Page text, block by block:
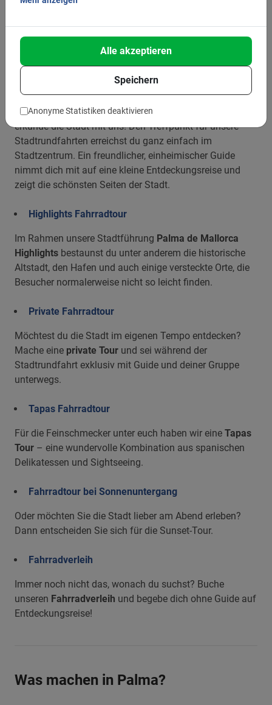
Speichern
Alle akzeptieren
Anonyme Statistiken deaktivieren
Bist du im Strandurlaub auf der größten
Baleareninsel und möchtest ein bisschen Abwechslung?
Dieses wunderbare Reiseziel hat weitaus mehr als nur
Strand zu bieten. Die Inselhauptstadt Palma ist die
Heimat schöner Sehenswürdigkeiten, wie etwa der
Kathedrale La Seu. Mache also eine Fahrradtour (zum
Beispiel unsere StadtführungPalma Highlights
erkunde die Stadt mit uns! Den Treffpunkt für unsere
Stadtrundfahrten erreichst du ganz einfach im
Stadtzentrum. Ein freundlicher, einheimischer Guide
nimmt dich mit auf eine kleine Entdeckungsreise und
zeigt die schönsten Seiten der Stadt.
Highlights Fahrradtour
Im Rahmen unsere Stadtführung Palma de Mallorca
Highlights bestaunst du unter anderem die historische
Altstadt, den Hafen und auch einige versteckte Orte, die
Besucher normalerweise nicht so leicht finden.
Private Fahrradtour
Möchtest du die Stadt im eigenen Tempo entdecken?
Mache eine private Tour und sei während der
Stadtrundfahrt exklusiv mit Guide und deiner Gruppe
unterwegs.
Tapas Fahrradtour
Für die Feinschmecker unter euch haben wir eine Tapas
Tour – eine wundervolle Kombination aus spanischen
Delikatessen und Sightseeing.
Fahrradtour bei Sonnenuntergang
Oder möchten Sie die Stadt lieber am Abend erleben?
Dann entscheiden Sie sich für die Sunset-Tour.
Fahrradverleih
Immer noch nicht das, wonach du suchst? Buche
unseren Fahrradverleih und begebe dich ohne Guide auf
Entdeckungsreise!
Was machen in Palma?